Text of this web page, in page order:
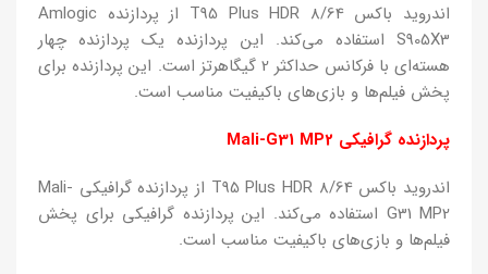
اندروید باکس T95 Plus HDR 8/64 از پردازنده Amlogic
S905X3 استفاده می‌کند. این پردازنده یک پردازنده چهار
هسته‌ای با فرکانس حداکثر 2 گیگاهرتز است. این پردازنده برای
پخش فیلم‌ها و بازی‌های باکیفیت مناسب است.
پردازنده گرافیکی Mali-G31 MP2
اندروید باکس T95 Plus HDR 8/64 از پردازنده گرافیکی Mali-
G31 MP2 استفاده می‌کند. این پردازنده گرافیکی برای پخش
فیلم‌ها و بازی‌های باکیفیت مناسب است.